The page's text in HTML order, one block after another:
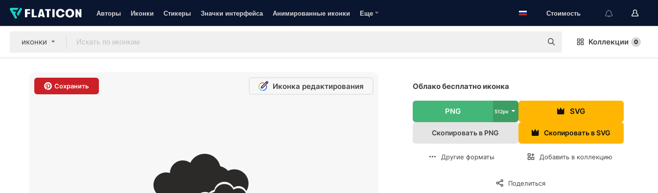
Авторы Иконки Стикеры Значки интерфейса Анимированные иконки Еще Стоимость
иконки Коллекции 0
Сохранить Иконка редактирования Облако бесплатно иконка
PNG 512px SVG
Скопировать в PNG Скопировать в SVG
Другие форматы Добавить в коллекцию
Поделиться